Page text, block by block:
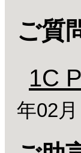
ご質
1C
年02月